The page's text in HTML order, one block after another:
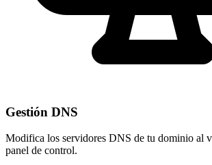
Gestión DNS
Modifica los servidores DNS de tu dominio al
panel de control.